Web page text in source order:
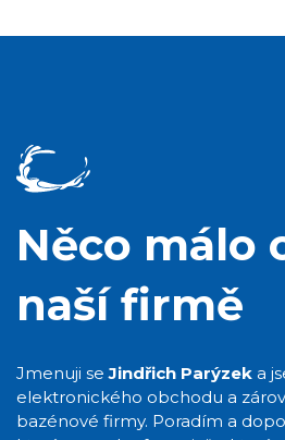
Něco málo
naší firmě
Jmenuji seJindřich Parýzek a
elektronického obchodu a
bazénové firmy. Poradím a